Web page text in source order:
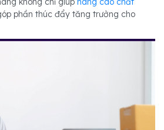
phần thúc đẩy tăng trưởng cho